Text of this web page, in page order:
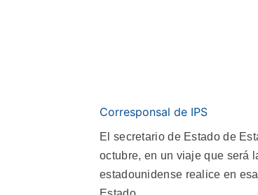
Corresponsal de IPS
El secretario de Estado de
octubre, en un viaje que será
estadounidense realice en